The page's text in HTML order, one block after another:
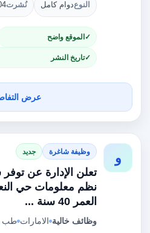
النوعدوام كامل نُشرت
الموقع واضح
تاريخ النشر
عرض
و وظيفة شاغرة جديد
تعلن الإدارة عن
نظم معلومات حي
العمر 40 سنة ...
وظائف خالية الامارات طب